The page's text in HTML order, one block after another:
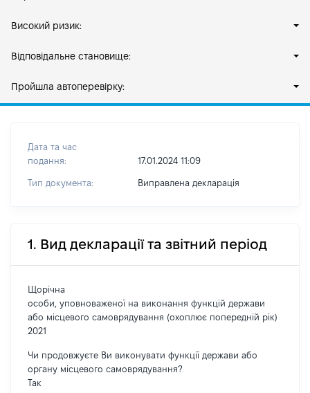
Високий ризик:
Відповідальне становище:
Пройшла автоперевірку:
Дата та час
подання:
17.01.2024 11:09
Тип документа: Виправлена декларація
1. Вид декларації та звітний період
Щорічна
особи, уповноваженої на виконання функцій держави
або місцевого самоврядування (охоплює попередній рік)
2021
Чи продовжуєте Ви виконувати функції держави або
органу місцевого самоврядування?
Так